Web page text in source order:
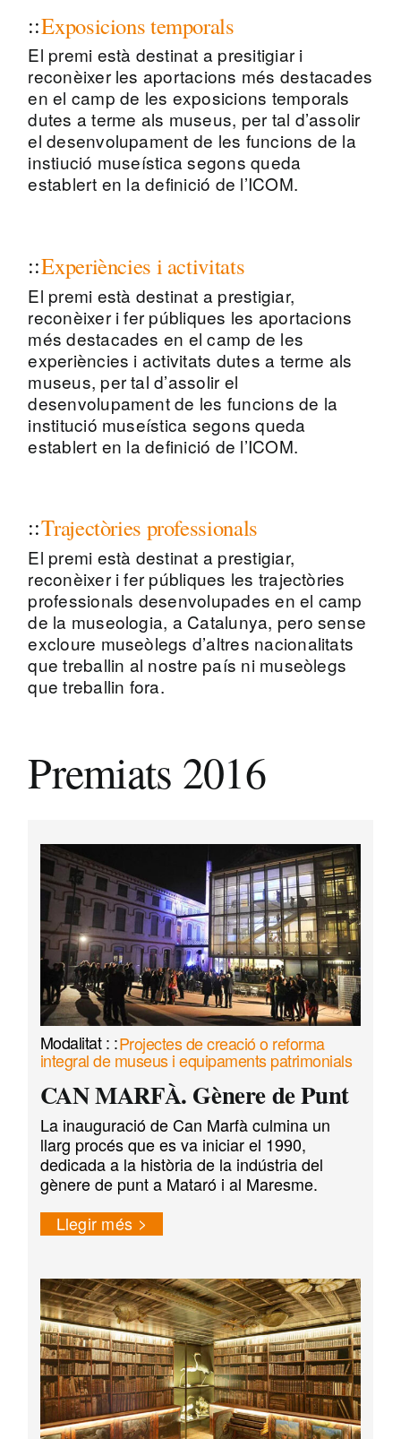
Exposicions temporals
El premi està destinat a presitigiar i
reconèixer les aportacions més destacades
en el camp de les exposicions temporals
dutes a terme als museus, per tal d’assolir
el desenvolupament de les funcions de la
instiució museística segons queda
establert en la definició de l’ICOM.
Experiències i activitats
El premi està destinat a prestigiar,
reconèixer i fer públiques les aportacions
més destacades en el camp de les
experiències i activitats dutes a terme als
museus, per tal d’assolir el
desenvolupament de les funcions de la
institució museística segons queda
establert en la definició de l’ICOM.
Trajectòries professionals
El premi està destinat a prestigiar,
reconèixer i fer públiques les trajectòries
professionals desenvolupades en el camp
de la museologia, a Catalunya, pero sense
excloure museòlegs d’altres nacionalitats
que treballin al nostre país ni museòlegs
que treballin fora.
Premiats 2016
Projectes de creació o reforma
integral de museus i equipaments patrimonials
CAN MARFÀ. Gènere de Punt
La inauguració de Can Marfà culmina un
llarg procés que es va iniciar el 1990,
dedicada a la història de la indústria del
gènere de punt a Mataró i al Maresme.
Llegir més